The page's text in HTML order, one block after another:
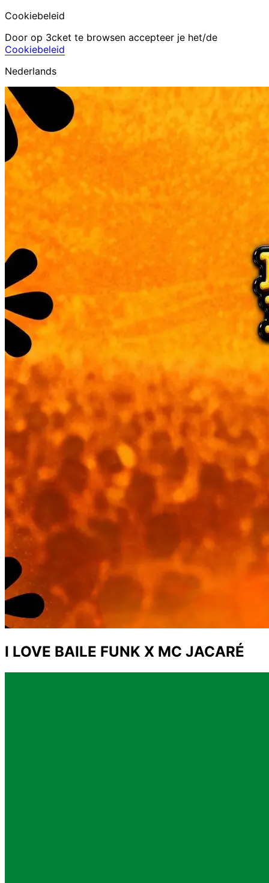
Cookiebeleid
Door op 3cket te browsen accepteer je het/de
Cookiebeleid
Nederlands
I LOVE BAILE FUNK X MC JACARÉ